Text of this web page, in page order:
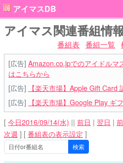
アイマスDB
アイマス関連番組情
番組表 番組一覧
[広告] Amazon.co.jpでのアイドルマ
はこちらから
[広告]
【楽天市場】Apple Gift Card
[広告]
【楽天市場】Google Play ギ
[ 今日2016/09/14(水) || 前日 | 翌日 |
次週 ] [ 番組表の表示設定 ]